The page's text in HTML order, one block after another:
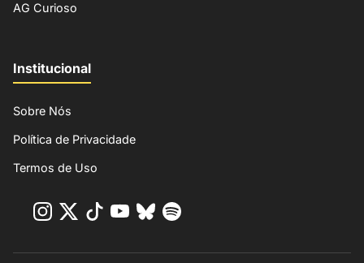
AG Curioso
Institucional
Sobre Nós
Política de Privacidade
Termos de Uso